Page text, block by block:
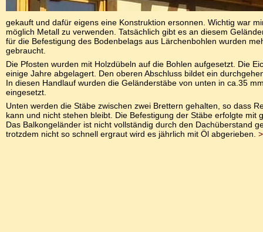
gekauft und dafür eigens eine Konstruktion ersonnen. Wichtig war
möglich Metall zu verwenden. Tatsächlich gibt es an diesem
für die Befestigung des Bodenbelags aus Lärchenbohlen wurden
gebraucht.
Die Pfosten wurden mit Holzdübeln auf die Bohlen aufgesetzt. Die
einige Jahre abgelagert. Den oberen Abschluss bildet ein
In diesen Handlauf wurden die Geländerstäbe von unten in ca.35
eingesetzt.
Unten werden die Stäbe zwischen zwei Brettern gehalten, so dass
kann und nicht stehen bleibt. Die Befestigung der Stäbe erfolgte mit
Das Balkongeländer ist nicht vollständig durch den Dachüberstand
trotzdem nicht so schnell ergraut wird es jährlich mit Öl abgerieben.